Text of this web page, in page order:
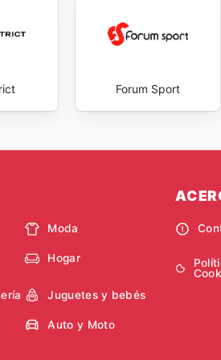
al tanto de los productos
Este hábito de consulta no
de este compromiso. Al estar
Forum Sport
Moda
Hogar
Juguetes y bebés
Auto y Moto